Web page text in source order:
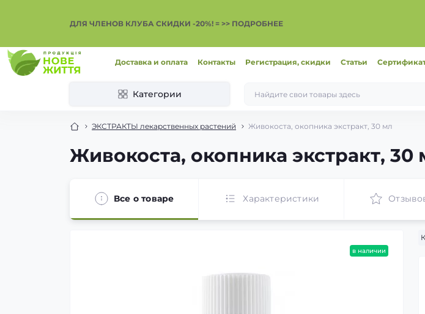
ДЛЯ ЧЛЕНОВ КЛУБА СКИДКИ -20%! = >> ПОДРОБНЕЕ
Доставка и оплата Контакты Регистрация, скидки Статьи
Категории
ЭКСТРАКТЫ лекарственных растений Живокоста, окопника экстракт, 30 мл
Живокоста, окопника экстракт, 30
Все о товаре Характеристики
в наличии